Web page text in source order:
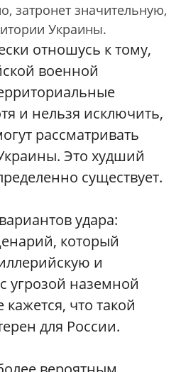
затронет значительную,
Украины.
отношусь к тому,
военной
и нельзя исключить,
рассматривать
Это худший
существует.
удара:
который
и
угрозой наземной
что такой
для России.